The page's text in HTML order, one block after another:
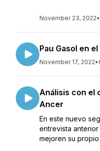
November 23, 2022•
Pau Gasol en
November 17, 2022•
Análisis con el
Ancer
En este nuevo
entrevista
mejoren su propio